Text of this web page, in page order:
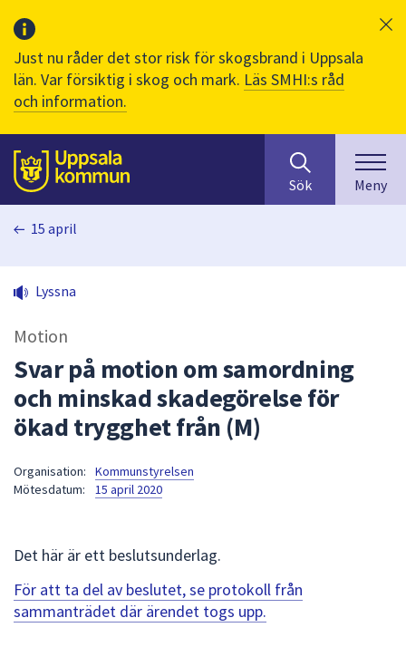
Just nu råder det stor risk för skogsbrand i Uppsala
län. Var försiktig i skog och mark. Läs SMHI:s råd
och information.
Till sidans
huvudinnehåll
efter
innehåll
på
sökfältet
kommer
sökförslag
att
navigera
mellan
Sök Meny
15 april
Lyssna
Motion
Svar på motion om samordning
och minskad skadegörelse för
ökad trygghet från (M)
Organisation:
Kommunstyrelsen
Mötesdatum:
15 april 2020
Det här är ett beslutsunderlag.
För att ta del av beslutet, se protokoll från
sammanträdet där ärendet togs upp.